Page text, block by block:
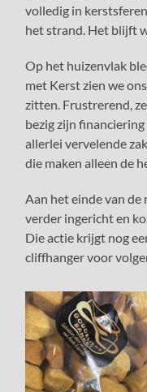
volledig in
het strand. Het blijft
Op het huizenvlak
met Kerst zien we
zitten. Frustrerend,
bezig zijn
allerlei vervelende
die maken alleen de
Aan het einde van de
verder ingericht en
Die actie krijgt nog
cliffhanger voor